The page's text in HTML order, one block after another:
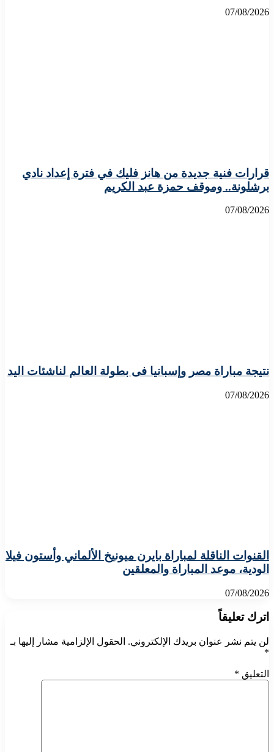
07/08/2026
قرارات فنية جديدة من هانز فليك في فترة إعداد نادي
برشلونة.. وموقف حمزة عبد الكريم
07/08/2026
نتيجة مباراة مصر وإسبانيا فى بطولة العالم لناشئات اليد
07/08/2026
القنوات الناقلة لمباراة بايرن ميونيخ الألماني وأستون فيلا
الودية، موعد المباراة والمعلقين
07/08/2026
اترك تعليقاً
لن يتم نشر عنوان بريدك الإلكتروني. الحقول الإلزامية مشار إليها بـ
*
التعليق *